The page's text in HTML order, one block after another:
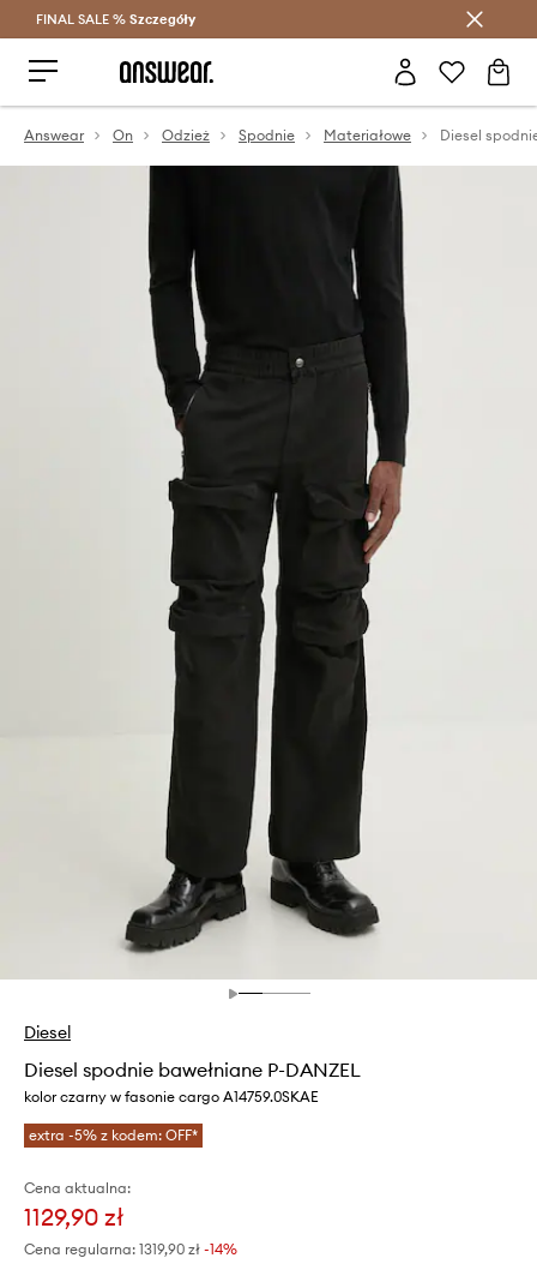
Oszczędzaj z Answear Club >
FINAL SALE % Szczegóły
Answear On Odzież Spodnie Materiałowe
Diesel
Diesel spodnie bawełniane P-DANZEL
kolor czarny w fasonie cargo A14759.0SKAE
extra -5% z kodem: OFF*
Cena aktualna:
1129,90 zł
Cena regularna: 1319,90 zł -14%